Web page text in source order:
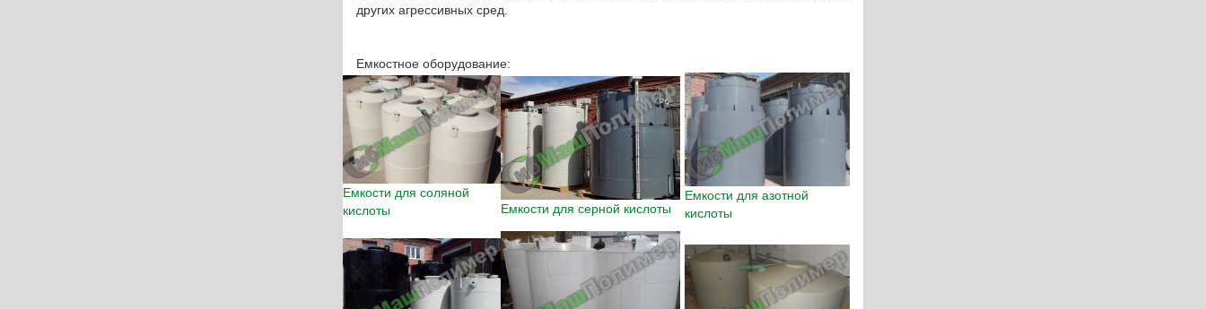
других агрессивных сред.
Емкостное оборудование:
Емкости для соляной
кислоты
Емкости для серной кислоты
Емкости для азотной
кислоты